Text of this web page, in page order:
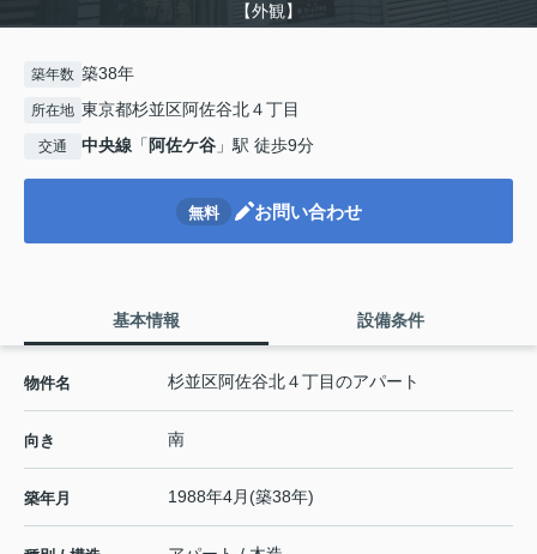
【外観】
築年数 築38年
所在地 東京都杉並区阿佐谷北４丁目
交通 中央線 「 阿佐ケ谷 」駅 徒歩9分
無料 お問い合わせ
基本情報 設備条件
物件名 杉並区阿佐谷北４丁目のアパート
向き 南
築年月 1988年4月(築38年)